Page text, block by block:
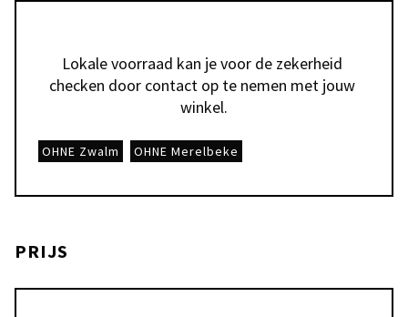
Lokale voorraad kan je voor de zekerheid
checken door contact op te nemen met jouw
winkel.
OHNE Zwalm OHNE Merelbeke
PRIJS